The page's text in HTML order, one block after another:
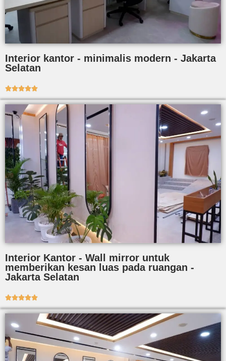
Interior kantor - minimalis modern - Jakarta
Selatan

Interior Kantor - Wall mirror untuk
memberikan kesan luas pada ruangan -
Jakarta Selatan
